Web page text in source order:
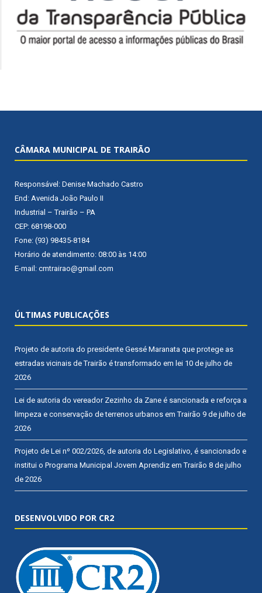
CÂMARA MUNICIPAL DE TRAIRÃO
Responsável: Denise Machado Castro
End: Avenida João Paulo II
Industrial – Trairão – PA
CEP: 68198-000
Fone: (93) 98435-8184
Horário de atendimento: 08:00 às 14:00
E-mail: cmtrairao@gmail.com
ÚLTIMAS PUBLICAÇÕES
Projeto de autoria do presidente Gessé Maranata que protege as
estradas vicinais de Trairão é transformado em lei 10 de julho de
2026
Lei de autoria do vereador Zezinho da Zane é sancionada e reforça a
limpeza e conservação de terrenos urbanos em Trairão 9 de julho de
2026
Projeto de Lei nº 002/2026, de autoria do Legislativo, é sancionado e
institui o Programa Municipal Jovem Aprendiz em Trairão 8 de julho
de 2026
DESENVOLVIDO POR CR2